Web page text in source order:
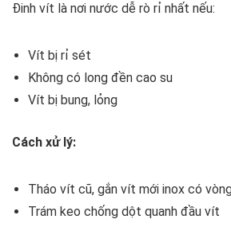
Đinh vít là nơi nước dễ rò rỉ nhất nếu:
Vít bị rỉ sét
Không có long đền cao su
Vít bị bung, lỏng
Cách xử lý:
Tháo vít cũ, gắn vít mới inox có
Trám keo chống dột quanh đầu vít